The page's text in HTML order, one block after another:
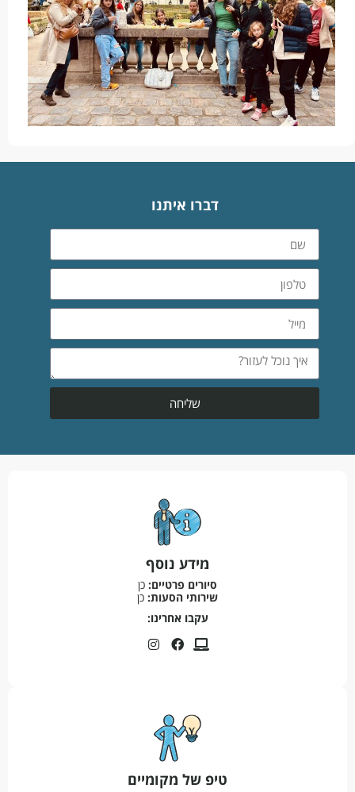
דברו איתנו
שליחה
מידע נוסף
סיורים פרטיים: כן
שירותי הסעות: כן
עקבו אחרינו:
טיפ של מקומיים